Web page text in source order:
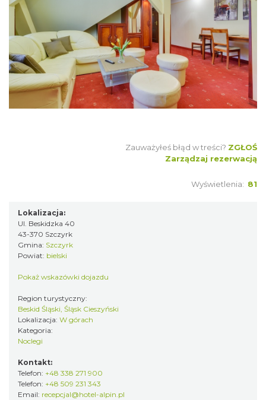
Zauważyłeś błąd w treści? ZGŁOŚ
Zarządzaj rezerwacją
Wyświetlenia: 81
Lokalizacja:
Ul. Beskidzka 40
43-370 Szczyrk
Gmina: Szczyrk
Powiat: bielski
Pokaż wskazówki dojazdu
Region turystyczny:
Beskid Śląski, Śląsk Cieszyński
Lokalizacja: W górach
Kategoria:
Noclegi
Kontakt:
Telefon: +48 338 271 900
Telefon: +48 509 231 343
Email: recepcjal@hotel-alpin.pl